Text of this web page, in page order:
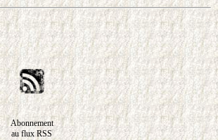
Abonnement
au flux RSS